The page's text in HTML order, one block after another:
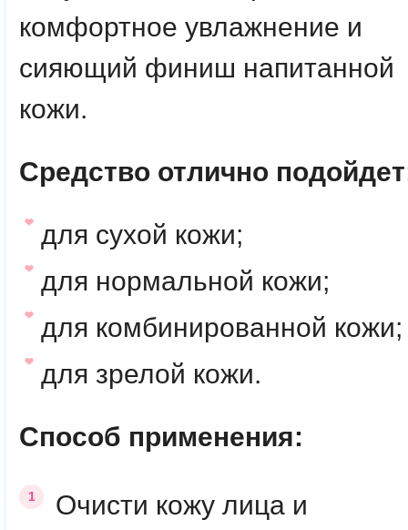
комфортное увлажнение и
сияющий финиш напитанной
кожи.
Средство отлично
для сухой кожи;
для нормальной кожи;
для комбинированной кожи;
для зрелой кожи.
Способ применения:
Очисти кожу лица и